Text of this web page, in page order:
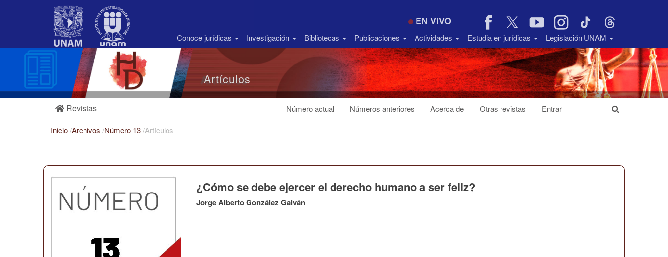
Barra
EN VIVO
Conoce jurídicas Investigación Bibliotecas Publicaciones Actividades Estudia en jurídicas Legislación UNAM
Artículos
Revistas Número actual Números anteriores Acerca de Otras revistas Entrar
Inicio/Archivos /Número 13/Artículos
¿Cómo se debe ejercer el derecho humano a ser feliz?
Jorge Alberto González Galván